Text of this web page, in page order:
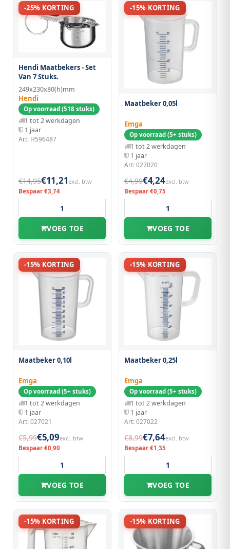
-25% KORTING
Hendi Maatbekers - Set
Van 7 Stuks.
249x230x80(h)mm
Hendi
Op voorraad (518 stuks)
1 tot 2 werkdagen
1 jaar
Art: H596487
€14,95€11,21excl. btw
Bespaar €3,74
VOEG TOE
-15% KORTING
Maatbeker 0,05l
Emga
Op voorraad (5+ stuks)
1 tot 2 werkdagen
1 jaar
Art: 027020
€4,99€4,24excl. btw
Bespaar €0,75
VOEG TOE
-15% KORTING
Maatbeker 0,10l
Emga
Op voorraad (5+ stuks)
1 tot 2 werkdagen
1 jaar
Art: 027021
€5,99€5,09excl. btw
Bespaar €0,90
VOEG TOE
-15% KORTING
Maatbeker 0,25l
Emga
Op voorraad (5+ stuks)
1 tot 2 werkdagen
1 jaar
Art: 027022
€8,99€7,64excl. btw
Bespaar €1,35
VOEG TOE
-15% KORTING -15% KORTING